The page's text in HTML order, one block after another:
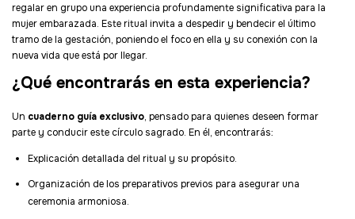
regalar en grupo una experiencia profundamente significativa para la
mujer embarazada. Este ritual invita a despedir y bendecir el último
tramo de la gestación, poniendo el foco en ella y su conexión con la
nueva vida que está por llegar.
¿Qué encontrarás en esta experiencia?
Un cuaderno guía exclusivo, pensado para quienes deseen formar
parte y conducir este círculo sagrado. En él, encontrarás:
Explicación detallada del ritual y su propósito.
Organización de los preparativos previos para asegurar una
ceremonia armoniosa.